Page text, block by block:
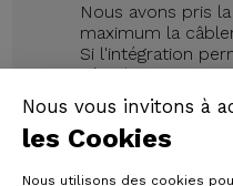
Nous vous invitons à
les Cookies
Nous utilisons des cookies
Nous avons pris
maximum la
Si l'intégration
aérodynamiques
vélo de route,
protéger
durites sur un VTT,
Théorème FS, le